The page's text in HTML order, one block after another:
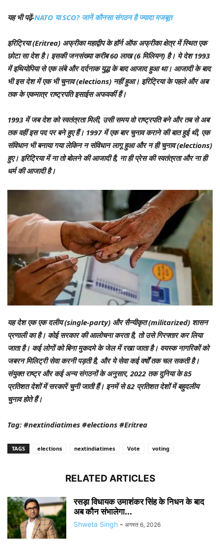
यह भी पढ़ें-NATO या SCO? जानें कौनसा संगठन है ज्यादा मजबूत
इरिट्रिया (Eritrea) अफ्रीका महाद्वीप के हॉर्न ऑफ अफ्रीका क्षेत्र में स्थित एक
छोटा सा देश है। इसकी जनसंख्या करीब 60 लाख (6 मिलियन) है। ये देश 1993
में इथियोपिया से एक लंबे और दर्दनाक युद्ध के बाद आजाद हुआ था। आजादी के बाद
भी इस देश में एक भी चुनाव (elections) नहीं हुआ। इरिट्रिया के पहले और अब
तक के एकमात्र राष्ट्रपति इसाईस अफवर्की हैं।
1993 में जब देश को स्वतंत्रता मिली, उसी समय वो राष्ट्रपति बने और तब से अब
तक वहीं इस पद पर बने हुए हैं। 1997 में एक बार चुनाव कराने की बात हुई थी, एक
संविधान भी बनाया गया लेकिन न संविधान लागू हुआ और न ही चुनाव (elections)
हुए। इरिट्रिया में ना तो बोलने की आजादी है, ना ही प्रेस की स्वतंत्रता और ना ही
धर्म की आजादी है।
यह देश एक एक दलीय (single-party) और सैन्यीकृत (militarized) शासन
प्रणाली का है। कोई सरकार की आलोचना करता है, तो उसे गिरफ्तार कर लिया
जाता है। कई लोगों को बिना मुकदमे के जेल में रखा जाता है। वयस्क नागरिकों को
जबरन मिलिट्री सेवा करनी पड़ती है, और ये सेवा कई वर्षों तक चल सकती है।
संयुक्त राष्ट्र और कई अन्य संगठनों के अनुसार, 2022 तक दुनिया के 85
प्रतिशत देशों में सरकारें चुनी जाती हैं। इनमें से 82 प्रतिशत देशों में बहुदलीय
चुनाव होते हैं।
Tag: #nextindiatimes #elections #Eritrea
TAGS elections nextindiatimes Vote voting
RELATED ARTICLES
रसड़ा विधायक उमाशंकर सिंह के निधन के बाद
अब कौन संभालेगा...
Shweta Singh - अगस्त 6, 2026